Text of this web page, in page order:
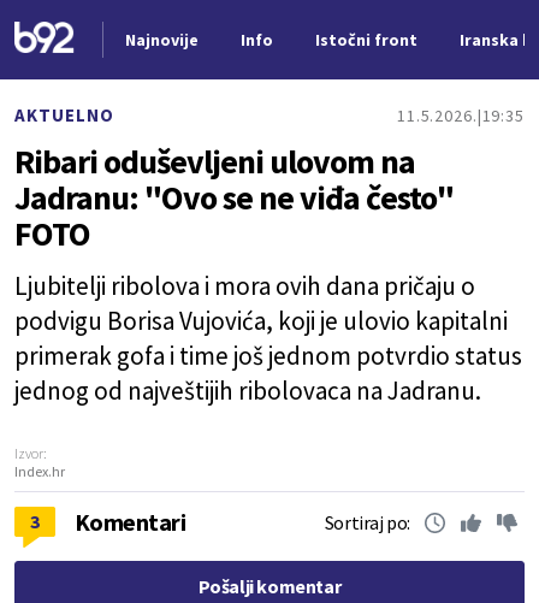
Najnovije Info Istočni front Iranska
AKTUELNO 11.5.2026. 19:35
Ribari oduševljeni ulovom na
Jadranu: "Ovo se ne viđa često"
FOTO
Ljubitelji ribolova i mora ovih dana pričaju o
podvigu Borisa Vujovića, koji je ulovio kapitalni
primerak gofa i time još jednom potvrdio status
jednog od najveštijih ribolovaca na Jadranu.
Izvor:
Index.hr
3 Komentari Sortiraj po:
Pošalji komentar